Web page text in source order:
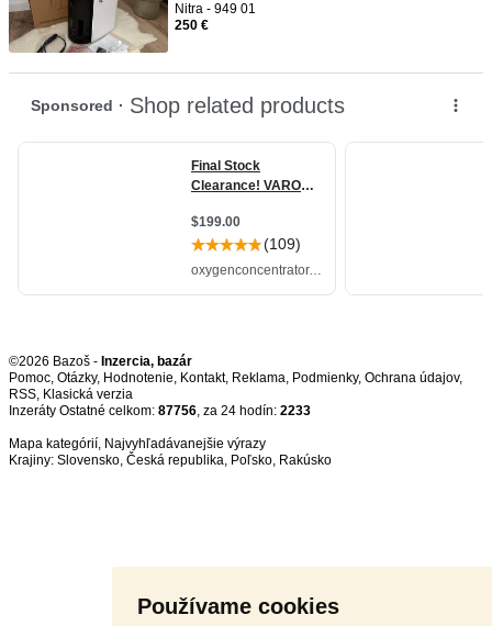
Používame cookies
Nitra - 949 01
250 €
©2026 Bazoš - Inzercia, bazár
Pomoc, Otázky, Hodnotenie, Kontakt, Reklama, Podmienky, Ochrana údajov,
RSS,
Inzeráty Ostatné celkom: 87756, za 24 hodín: 2233
Mapa kategórií, Najvyhľadávanejšie výrazy
Krajiny: Slovensko, Česká republika, Poľsko, Rakúsko